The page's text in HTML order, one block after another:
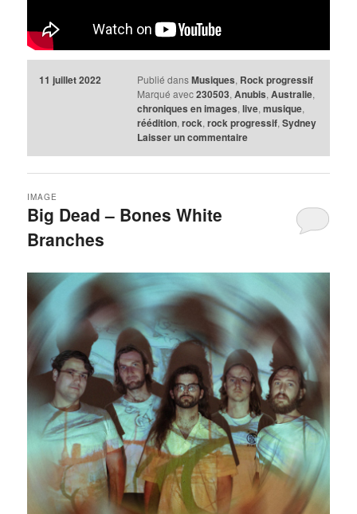
11 juillet 2022 Publié dans Musiques, Rock progressif
Marqué avec 230503, Anubis, Australie,
chroniques en images, live, musique,
réédition, rock, rock progressif, Sydney
Laisser un commentaire
Big Dead – Bones White
Branches
IMAGE